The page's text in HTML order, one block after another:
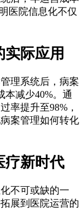
医院信息化不仅
际应用
理系统后，病案
本减少40%。通
率提升至98%，
案管理如何转化
疗新时代
不可或缺的一
展到医院运营的